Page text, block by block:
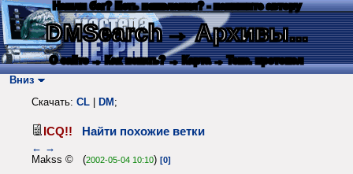
Нашли баг? Есть пожелания? - напишите автору
DMSearch→ Архивы...
О сайте → Как искать? → Карта → Текс. протокол
Вниз
Скачать: CL DM ;
ICQ!! Найти похожие ветки
← →
Makss © (2002-05-04 10:10) [0]